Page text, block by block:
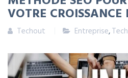
VOTRE
Techout Entreprise,Tech